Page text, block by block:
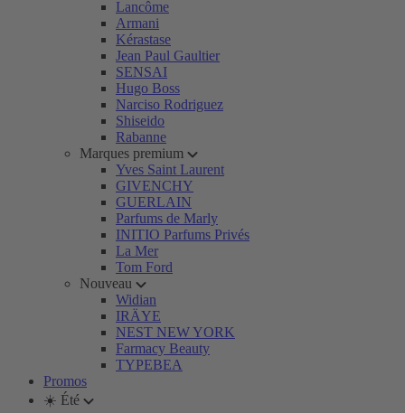
Lancôme
Armani
Kérastase
Jean Paul Gaultier
SENSAI
Hugo Boss
Narciso Rodriguez
Shiseido
Rabanne
Marques premium
Yves Saint Laurent
GIVENCHY
GUERLAIN
Parfums de Marly
INITIO Parfums Privés
La Mer
Tom Ford
Nouveau
Widian
IRÄYE
NEST NEW YORK
Farmacy Beauty
TYPEBEA
Promos
☀️ Été